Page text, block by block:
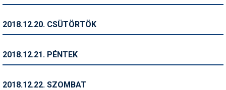
Szakértők
2018.12.20. CSÜTÖRTÖK
2018.12.21. PÉNTEK
2018.12.22. SZOMBAT